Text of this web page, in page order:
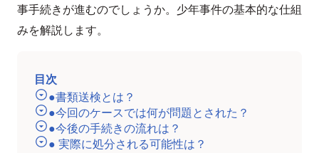
事手続きが進むのでしょうか。少年事件の基本的な仕組
みを解説します。
目次
●書類送検とは？
●今回のケースでは何が問題とされた？
●今後の手続きの流れは？
● 実際に処分される可能性は？